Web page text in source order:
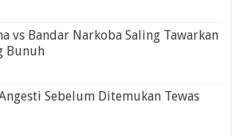
vs Bandar Narkoba Saling Tawarkan
Bunuh
Sebelum Ditemukan Tewas